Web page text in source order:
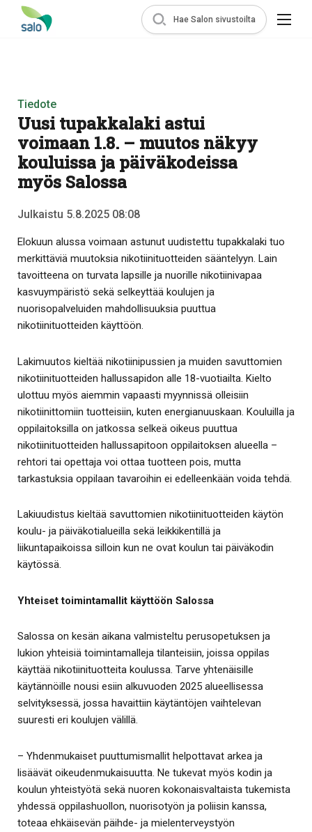
Hae Salon sivustoilta
Tiedote
Uusi tupakkalaki astui
voimaan 1.8. – muutos näkyy
kouluissa ja päiväkodeissa
myös Salossa
Julkaistu 5.8.2025 08:08
Elokuun alussa voimaan astunut uudistettu tupakkalaki tuo
merkittäviä muutoksia nikotiinituotteiden sääntelyyn. Lain
tavoitteena on turvata lapsille ja nuorille nikotiinivapaa
kasvuympäristö sekä selkeyttää koulujen ja
nuorisopalveluiden mahdollisuuksia puuttua
nikotiinituotteiden käyttöön.
Lakimuutos kieltää nikotiinipussien ja muiden savuttomien
nikotiinituotteiden hallussapidon alle 18-vuotiailta. Kielto
ulottuu myös aiemmin vapaasti myynnissä olleisiin
nikotiinittomiin tuotteisiin, kuten energianuuskaan. Kouluilla ja
oppilaitoksilla on jatkossa selkeä oikeus puuttua
nikotiinituotteiden hallussapitoon oppilaitoksen alueella –
rehtori tai opettaja voi ottaa tuotteen pois, mutta
tarkastuksia oppilaan tavaroihin ei edelleenkään voida tehdä.
Lakiuudistus kieltää savuttomien nikotiinituotteiden käytön
koulu- ja päiväkotialueilla sekä leikkikentillä ja
liikuntapaikoissa silloin kun ne ovat koulun tai päiväkodin
käytössä.
Yhteiset toimintamallit käyttöön Salossa
Salossa on kesän aikana valmisteltu perusopetuksen ja
lukion yhteisiä toimintamalleja tilanteisiin, joissa oppilas
käyttää nikotiinituotteita koulussa. Tarve yhtenäisille
käytännöille nousi esiin alkuvuoden 2025 alueellisessa
selvityksessä, jossa havaittiin käytäntöjen vaihtelevan
suuresti eri koulujen välillä.
– Yhdenmukaiset puuttumismallit helpottavat arkea ja
lisäävät oikeudenmukaisuutta. Ne tukevat myös kodin ja
koulun yhteistyötä sekä nuoren kokonaisvaltaista tukemista
yhdessä oppilashuollon, nuorisotyön ja poliisin kanssa,
toteaa ehkäisevän päihde- ja mielenterveystyön